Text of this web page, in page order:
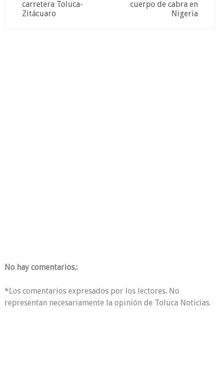
cuerpo de cabra en
Nigeria
carretera Toluca-
Zitácuaro
No hay comentarios.:
*Los comentarios expresados por los lectores. No
representan necesariamente la opinión de Toluca Noticias.